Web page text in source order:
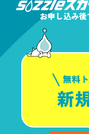
お申し込み